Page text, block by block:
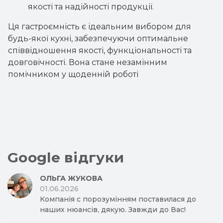
якості та надійності продукції.
Ця гастроємність є ідеальним вибором для
будь-якої кухні, забезпечуючи оптимальне
співвідношення якості, функціональності та
довговічності. Вона стане незамінним
помічником у щоденній роботі
Google відгуки
ОЛЬГА ЖУКОВА
01.06.2026
Компанія с порозумінням поставилася до
наших нюансів, дякую. Завжди до Вас!